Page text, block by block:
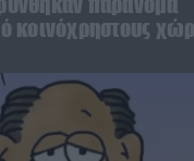
κοινόχρηστους